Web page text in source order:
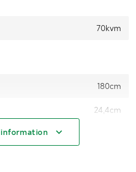
70kvm
180cm
24,4cm